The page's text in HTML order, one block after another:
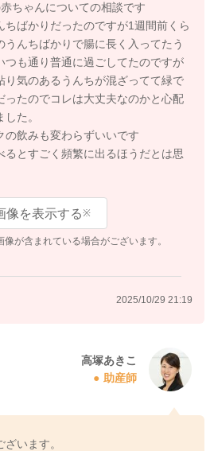
ちゃんについての相談です
ちばかりだったのですが1週間前くら
んちばかりで腸に長く入ってたう
つも通り普通に過ごしてたのですが
り気のあるうんちが混ざってて緑で
ったのでコレは大丈夫なのかと心配
た。
の飲みも変わらずいいです
るとすごく頻繁に出るほうだとは思
像を表示する※
が含まれている場合がございます。
2025/10/29 21:19
高塚あきこ
助産師
います。